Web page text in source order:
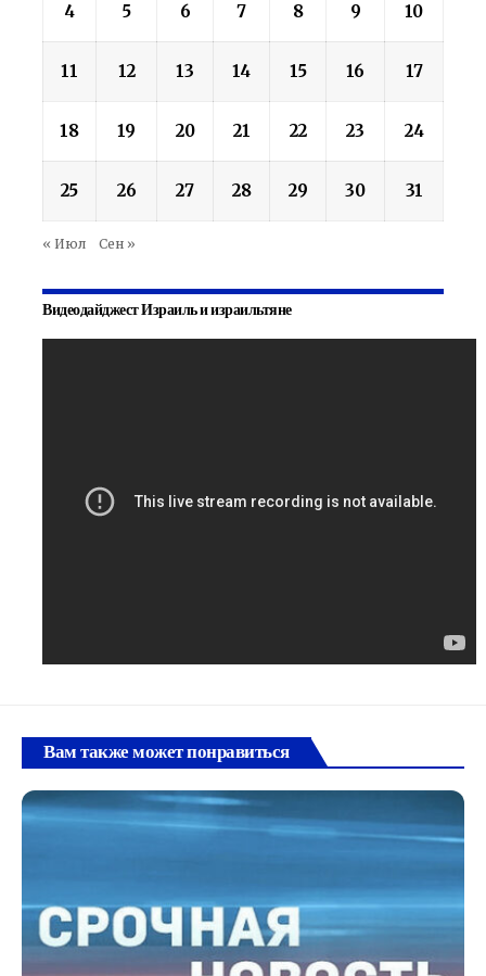
4 5 6 7 8 9 10
11 12 13 14 15 16 17
18 19 20 21 22 23 24
25 26 27 28 29 30 31
« Июл Сен »
Видеодайджест Израиль и израильтяне
Вам также может понравиться